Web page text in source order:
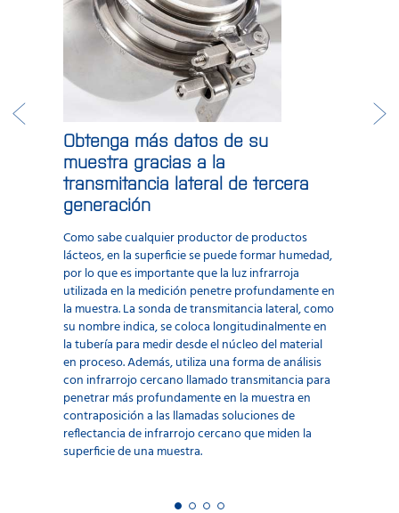
Obtenga más datos de su
muestra gracias a la
transmitancia lateral de tercera
generación
Como sabe cualquier productor de productos
lácteos, en la superficie se puede formar humedad,
por lo que es importante que la luz infrarroja
utilizada en la medición penetre profundamente en
la muestra. La sonda de transmitancia lateral, como
su nombre indica, se coloca longitudinalmente en
la tubería para medir desde el núcleo del material
en proceso. Además, utiliza una forma de análisis
con infrarrojo cercano llamado transmitancia para
penetrar más profundamente en la muestra en
contraposición a las llamadas soluciones de
reflectancia de infrarrojo cercano que miden la
superficie de una muestra.